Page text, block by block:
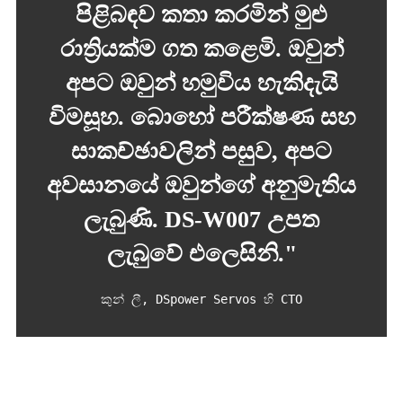
පිළිබඳව කතා කරමින් මුළු
රාත්‍රියක්ම ගත කළෙමි. ඔවුන්
අපට ඔවුන් හමුවිය හැකිදැයි
විමසූහ. බොහෝ පරීක්ෂණ සහ
සාකච්ඡාවලින් පසුව, අපට
අවසානයේ ඔවුන්ගේ අනුමැතිය
ලැබුණි. DS-W007 උපත
ලැබුවේ එලෙසිනි."
කුන් ලී, DSpower Servos හි CTO